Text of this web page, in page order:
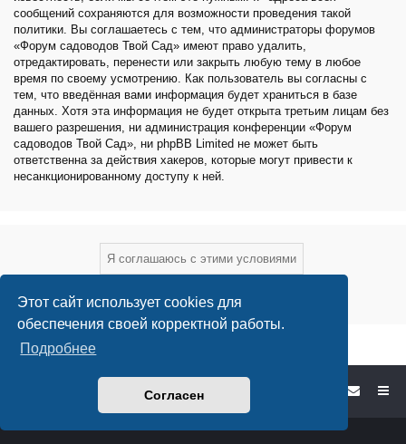
Этот сайт использует cookies для
обеспечения своей корректной работы.
Подробнее
Согласен
сообщений сохраняются для возможности проведения такой
политики. Вы соглашаетесь с тем, что администраторы форумов
«Форум садоводов Твой Сад» имеют право удалить,
отредактировать, перенести или закрыть любую тему в любое
время по своему усмотрению. Как пользователь вы согласны с
тем, что введённая вами информация будет храниться в базе
данных. Хотя эта информация не будет открыта третьим лицам без
вашего разрешения, ни администрация конференции «Форум
садоводов Твой Сад», ни phpBB Limited не может быть
ответственна за действия хакеров, которые могут привести к
несанкционированному доступу к ней.
Форум садоводов - список форумов